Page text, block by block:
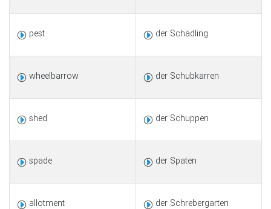
pest der Schädling
wheelbarrow der Schubkarren
shed der Schuppen
spade der Spaten
allotment der Schrebergarten